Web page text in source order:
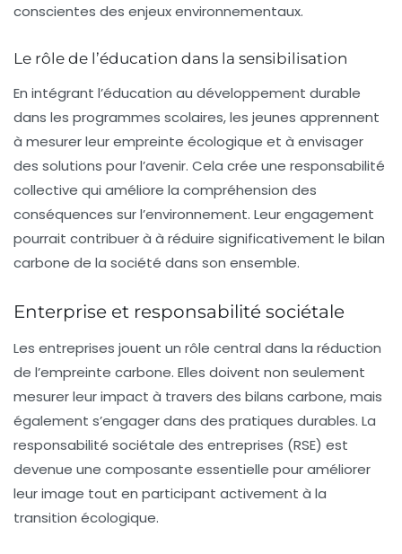
conscientes des enjeux environnementaux.
Le rôle de l’éducation dans la sensibilisation
En intégrant l’éducation au développement durable
dans les programmes scolaires, les jeunes apprennent
à mesurer leur empreinte écologique et à envisager
des solutions pour l’avenir. Cela crée une responsabilité
collective qui améliore la compréhension des
conséquences sur l’environnement. Leur engagement
pourrait contribuer à à réduire significativement le bilan
carbone de la société dans son ensemble.
Enterprise et responsabilité sociétale
Les entreprises jouent un rôle central dans la réduction
de l’empreinte carbone. Elles doivent non seulement
mesurer leur impact à travers des bilans carbone, mais
également s’engager dans des pratiques durables. La
responsabilité sociétale des entreprises (RSE) est
devenue une composante essentielle pour améliorer
leur image tout en participant activement à la
transition écologique.